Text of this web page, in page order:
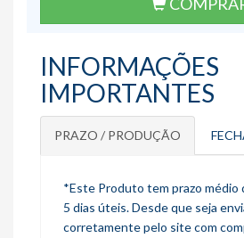
INFORMAÇÕES
IMPORTANTES
PRAZO / PRODUÇÃO
*Este Produto tem prazo médio
5 dias úteis. Desde que seja
corretamente pelo site com